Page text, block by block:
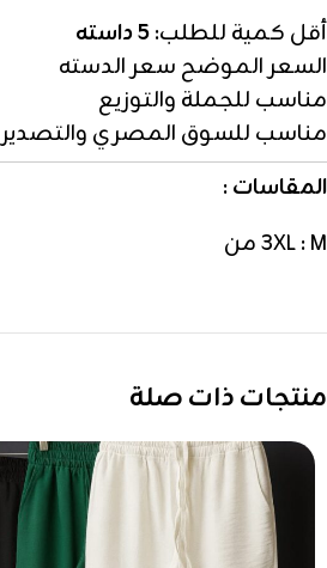
أقل كمية للطلب:5 داسته
السعر الموضح سعر الدسته
مناسب للجملة والتوزيع
مناسب للسوق المصري والتصدير
المقاسات :
3XL : M من
منتجات ذات صلة